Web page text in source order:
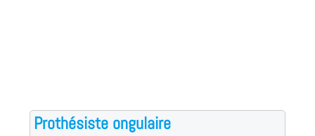
Prothésiste ongulaire